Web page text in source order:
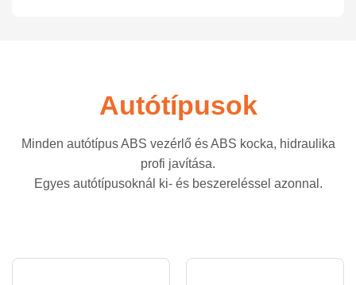
Autótípusok
Minden autótípus ABS vezérlő és ABS kocka, hidraulika
profi javítása.
Egyes autótípusoknál ki- és beszereléssel azonnal.